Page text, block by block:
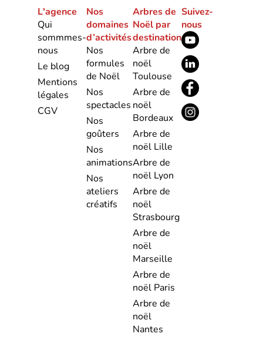
L'agence
Qui
sommmes-
nous
Le blog
Mentions
légales
CGV
Nos
domaines
d’activités
Nos
formules
de Noël
Nos
spectacles
Nos
goûters
Nos
animations
Nos
ateliers
créatifs
Arbres de
Noël par
destination
Arbre de
noël
Toulouse
Arbre de
noël
Bordeaux
Arbre de
noël Lille
Arbre de
noël Lyon
Arbre de
noël
Strasbourg
Arbre de
noël
Marseille
Arbre de
noël Paris
Arbre de
noël
Nantes
Suivez-
nous